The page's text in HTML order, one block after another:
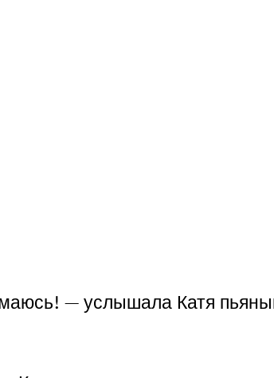
— услышала Катя